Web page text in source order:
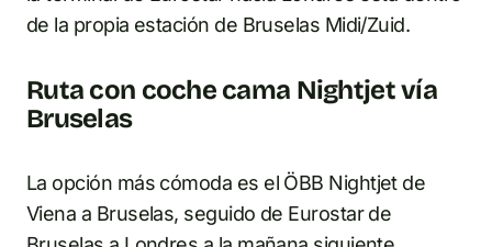
de la propia estación de Bruselas Midi/Zuid.
Ruta con coche cama Nightjet vía
Bruselas
La opción más cómoda es el ÖBB Nightjet de
Viena a Bruselas, seguido de Eurostar de